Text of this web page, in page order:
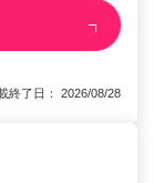
了日： 2026/08/28